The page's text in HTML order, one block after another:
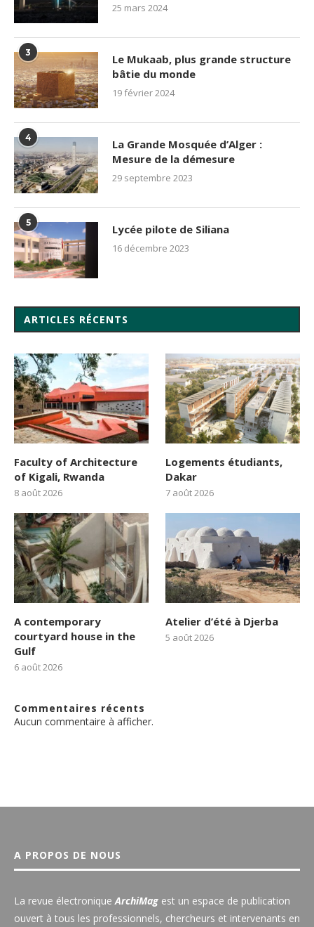
25 mars 2024
3
Le Mukaab, plus grande structure
bâtie du monde
19 février 2024
4
La Grande Mosquée d’Alger :
Mesure de la démesure
29 septembre 2023
5 Lycée pilote de Siliana
16 décembre 2023
ARTICLES RÉCENTS
Faculty of Architecture
of Kigali, Rwanda
8 août 2026
Logements étudiants,
Dakar
7 août 2026
A contemporary
courtyard house in the
Gulf
6 août 2026
Atelier d’été à Djerba
5 août 2026
Commentaires récents
Aucun commentaire à afficher.
A PROPOS DE NOUS
La revue électronique ArchiMag est un espace de publication
ouvert à tous les professionnels, chercheurs et intervenants en